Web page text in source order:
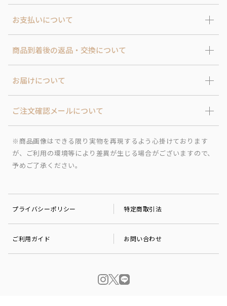
お支払いについて
商品到着後の返品・交換について
お届けについて
ご注文確認メールについて
※商品画像はできる限り実物を再現するよう心掛けております
が、ご利用の環境等により差異が生じる場合がございますので、
予めご了承ください。
プライバシーポリシー 特定商取引法
ご利用ガイド お問い合わせ